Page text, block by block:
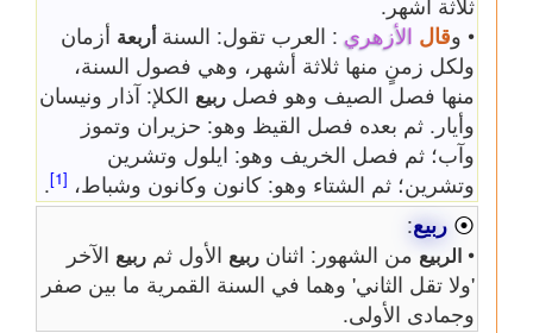
• وقال الأزهري : العرب تقول: السنة أربعةأزمان
ولكل زمنٍ منها ثلاثة أشهر، وهي فصول السنة،
منها فصل الصيف وهو فصل ربيعالكلإ: آذار ونيسان
وأيار. ثم بعده فصل القيظ وهو: حزيران وتموز
وآب؛ ثم فصل الخريف وهو: ايلول وتشرين
وتشرين؛ ثم الشتاء وهو: كانون وكانون وشباط، [1]
.
⦿ ربيع:
• الربيعمن الشهور: اثنان ربيعالأول ثم ربيعالآخر
'ولا تقل الثاني' وهما في السنة القمرية ما بين صفر
وجمادى الأولى.